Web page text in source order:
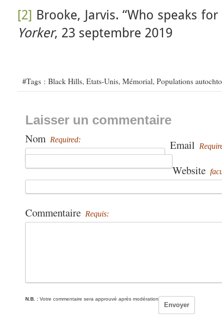
[2] Brooke, Jarvis. “Who speaks
Yorker, 23 septembre 2019
#Tags : Black Hills, Etats-Unis, Mémorial, Populations
Laisser un commentaire
Nom Required: Email
Website
Commentaire Requis:
N.B. : Votre commentaire sera approuvé après modération